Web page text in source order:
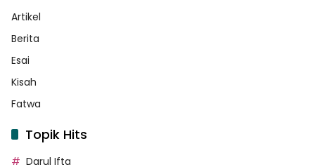
Artikel
Berita
Esai
Kisah
Fatwa
Topik Hits
Darul Ifta